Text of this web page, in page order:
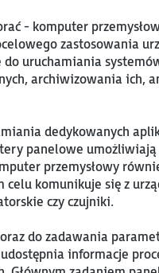
- komputer
zastosowania
do uruchamiania
archiwizowania ich,
dedykowanych
panelowe
przemysłowy
celu komunikuje się z
czy czujniki.
do zadawania
informacje